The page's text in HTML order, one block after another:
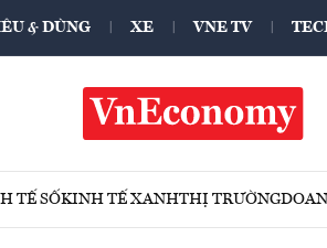
& DÙNG XE VNE TV
TẾ SỐKINH TẾ XANHTHỊ TRƯỜNG